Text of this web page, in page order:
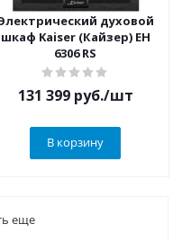
духовой
шкаф Kaiser (Кайзер) EH
6306 RS
131 399руб./шт
В корзину
еще